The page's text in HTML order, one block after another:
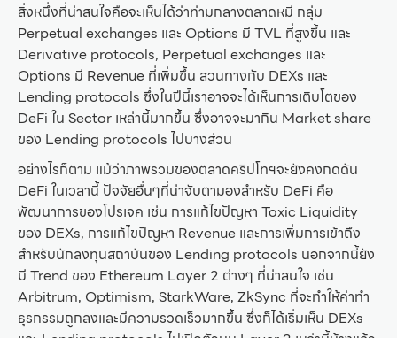
สิ่งหนึ่งที่น่าสนใจคือจะเห็นได้ว่าท่ามกลางตลาดหมี กลุ่ม
Perpetual exchanges และ Options มี TVL ที่สูงขึ้น และ
Derivative protocols, Perpetual exchanges และ
Options มี Revenue ที่เพิ่มขึ้น สวนทางกับ DEXs และ
Lending protocols ซึ่งในปีนี้เราอาจจะได้เห็นการเติบโตของ
DeFi ใน Sector เหล่านี้มากขึ้น ซึ่งอาจจะมากิน Market share
ของ Lending protocols ไปบางส่วน
อย่างไรก็ตาม แม้ว่าภาพรวมของตลาดคริปโทฯจะยังคงกดดัน
DeFi ในเวลานี้ ปัจจัยอื่นๆที่น่าจับตามองสำหรับ DeFi คือ
พัฒนาการของโปรเจค เช่น การแก้ไขปัญหา Toxic Liquidity
ของ DEXs, การแก้ไขปัญหา Revenue และการเพิ่มการเข้าถึง
สำหรับนักลงทุนสถาบันของ Lending protocols นอกจากนี้ยัง
มี Trend ของ Ethereum Layer 2 ต่างๆ ที่น่าสนใจ เช่น
Arbitrum, Optimism, StarkWare, ZkSync ที่จะทำให้ค่าทำ
ธุรกรรมถูกลงและมีความรวดเร็วมากขึ้น ซึ่งก็ได้เริ่มเห็น DEXs